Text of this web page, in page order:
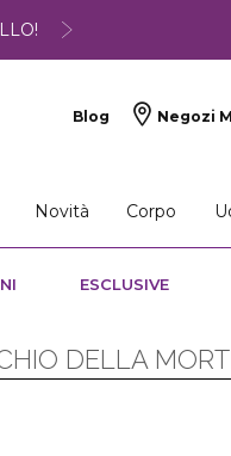
Blog Negozi
Novità Corpo
ESCLUSIVE
DELLA